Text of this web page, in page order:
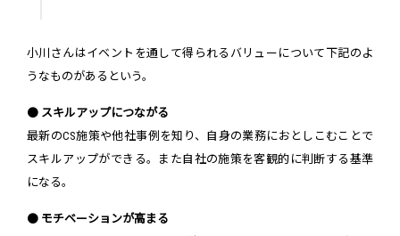
小川さんはイベントを通して得られるバリューについて下記のよ
うなものがあるという。
● スキルアップにつながる
最新のCS施策や他社事例を知り、自身の業務におとしこむことで
スキルアップができる。また自社の施策を客観的に判断する基準
になる。
● モチベーションが高まる